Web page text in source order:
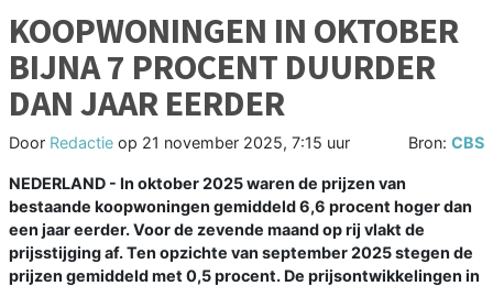
KOOPWONINGEN IN OKTOBER
BIJNA 7 PROCENT DUURDER
DAN JAAR EERDER
Door Redactie op 21 november 2025, 7:15 uur Bron: CBS
NEDERLAND - In oktober 2025 waren de prijzen van
bestaande koopwoningen gemiddeld 6,6 procent hoger dan
een jaar eerder. Voor de zevende maand op rij vlakt de
prijsstijging af. Ten opzichte van september 2025 stegen de
prijzen gemiddeld met 0,5 procent. De prijsontwikkelingen in